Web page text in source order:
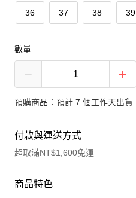
36 37 38 39
數量
預購商品：預計 7 個工作天出貨
付款與運送方式
超取滿NT$1,600免運
付款方式
商品特色